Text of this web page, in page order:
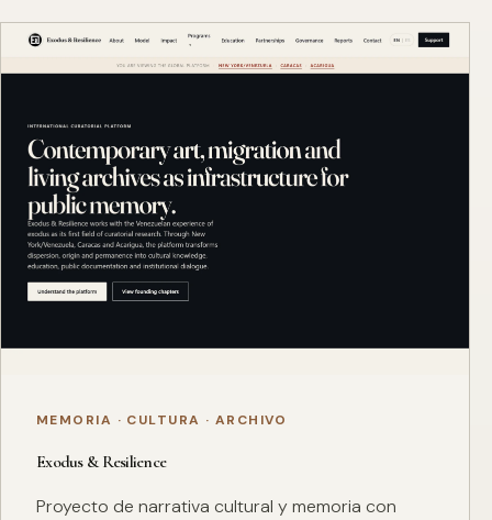
MEMORIA · CULTURA · ARCHIVO
Exodus & Resilience
Proyecto de narrativa cultural y memoria con